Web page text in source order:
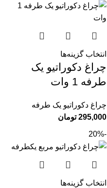
انتخاب گزینه‌ها
چراغ دکوراتیو یک
طرفه 1 وات
چراغ دکوراتیو یک طرفه
295,000 تومان
-20%
انتخاب گزینه‌ها